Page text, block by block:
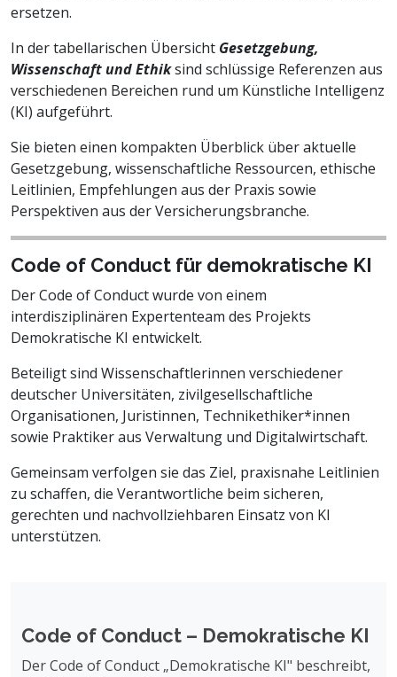
ersetzen.
In der tabellarischen Übersicht Gesetzgebung,
Wissenschaft und Ethiksind schlüssige Referenzen aus
verschiedenen Bereichen rund um Künstliche Intelligenz
(KI) aufgeführt.
Sie bieten einen kompakten Überblick über aktuelle
Gesetzgebung, wissenschaftliche Ressourcen, ethische
Leitlinien, Empfehlungen aus der Praxis sowie
Perspektiven aus der Versicherungsbranche.
Code of Conduct für demokratische KI
Der Code of Conduct wurde von einem
interdisziplinären Expertenteam des Projekts
Demokratische KI entwickelt.
Beteiligt sind Wissenschaftlerinnen verschiedener
deutscher Universitäten, zivilgesellschaftliche
Organisationen, Juristinnen, Technikethiker*innen
sowie Praktiker aus Verwaltung und Digitalwirtschaft.
Gemeinsam verfolgen sie das Ziel, praxisnahe Leitlinien
zu schaffen, die Verantwortliche beim sicheren,
gerechten und nachvollziehbaren Einsatz von KI
unterstützen.
Code of Conduct – Demokratische KI
Der Code of Conduct „Demokratische KI" beschreibt,